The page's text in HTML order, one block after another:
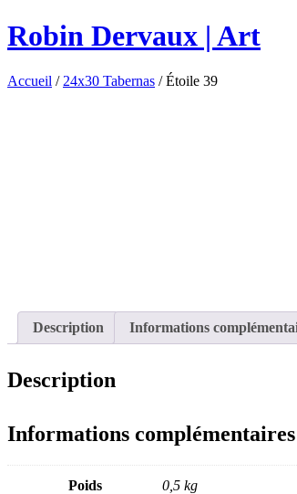
Robin Dervaux | Art
Accueil / 24x30 Tabernas / Étoile 39
Description Informations
Description
Informations complémentaires
Poids 0,5 kg